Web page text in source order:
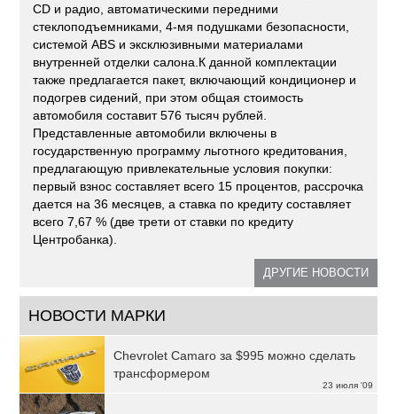
CD и радио, автоматическими передними
стеклоподъемниками, 4-мя подушками безопасности,
системой ABS и эксклюзивными материалами
внутренней отделки салона.К данной комплектации
также предлагается пакет, включающий кондиционер и
подогрев сидений, при этом общая стоимость
автомобиля составит 576 тысяч рублей.
Представленные автомобили включены в
государственную программу льготного кредитования,
предлагающую привлекательные условия покупки:
первый взнос составляет всего 15 процентов, рассрочка
дается на 36 месяцев, а ставка по кредиту составляет
всего 7,67 % (две трети от ставки по кредиту
Центробанка).
ДРУГИЕ НОВОСТИ
НОВОСТИ МАРКИ
23 июля '09
Chevrolet Camaro за $995 можно сделать
трансформером